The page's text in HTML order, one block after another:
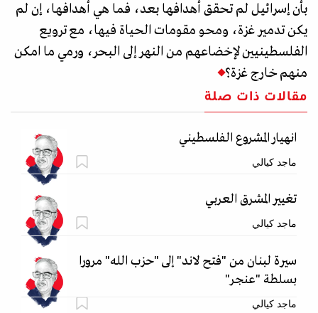
بأن إسرائيل لم تحقق أهدافها بعد، فما هي أهدافها، إن لم
يكن تدمير غزة، ومحو مقومات الحياة فيها، مع ترويع
الفلسطينيين لإخضاعهم من النهر إلى البحر، ورمي ما امكن
منهم خارج غزة؟
مقالات ذات صلة
انهيار المشروع الفلسطيني
ماجد كيالي
تغيير المشرق العربي
ماجد كيالي
سيرة لبنان من "فتح لاند" إلى "حزب الله" مرورا
بسلطة "عنجر"
ماجد كيالي